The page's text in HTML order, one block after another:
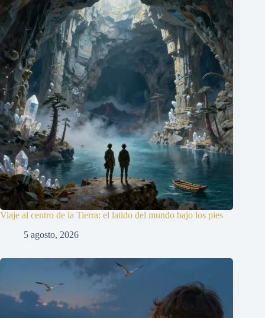
Viaje al centro de la Tierra: el latido del mundo bajo los pies
5 agosto, 2026